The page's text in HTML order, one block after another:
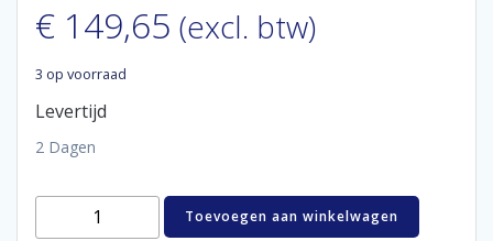
€ 149,65 (excl. btw)
3 op voorraad
Levertijd
2 Dagen
Spal
ventilator
Toevoegen aan winkelwagen